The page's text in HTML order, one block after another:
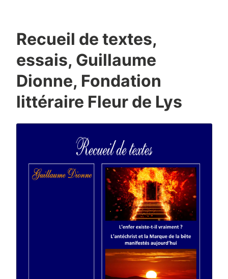
Recueil de textes,
essais, Guillaume
Dionne, Fondation
littéraire Fleur de Lys